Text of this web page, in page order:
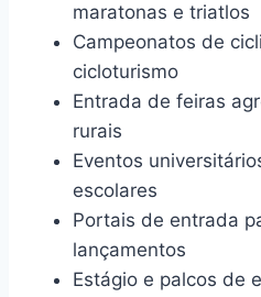
maratonas e triatlos
Campeonatos de
cicloturismo
Entrada de feiras
rurais
Eventos
escolares
Portais de entrada
lançamentos
Estágio e palcos de